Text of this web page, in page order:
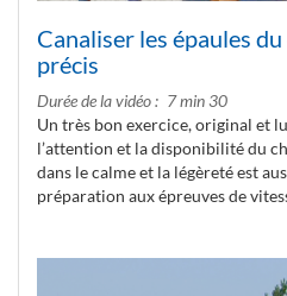
Canaliser les épaules
précis
Durée de la vidéo
7 min 30
Un très bon exercice, original et
l’attention et la disponibilité du
dans le calme et la légèreté est
préparation aux épreuves de